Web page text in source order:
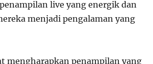
live yang energik dan
menjadi pengalaman yang
mengharapkan penampilan yang